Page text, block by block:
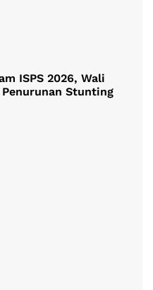
ISPS 2026, Wali
Stunting